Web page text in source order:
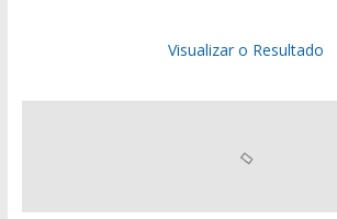
Visualizar o Resultado